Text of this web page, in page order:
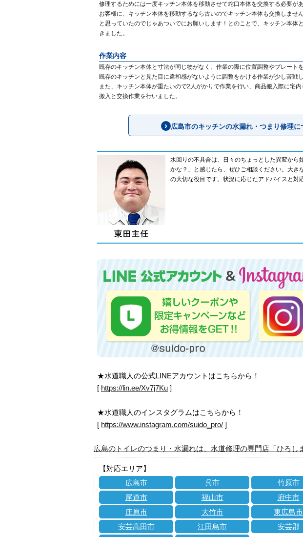
修理するためには一度キッチン本体を移動させて蛇口本体を交換する必要があ
お客様に、キッチン本体を移動するなら古いのでキッチン本体も交換しませ
と思っていたのでじゃあついでにお願いします！とのことで、キッチン本体
きました。
作業内容
既存のキッチン本体と寸法が同じ物がなく、作業の際に位置調整やプレート
既存のキッチンと見た目に違和感がないように調整をかける作業が少し苦戦し
また、キッチン本体が重たいので2人がかりで作業を行い、商品搬入際に宅
搬入と交換作業を行いました。
広島市のキッチンの水漏れ・つまり修理に
水回りの不具合は、日々のちょっとした異変から
かな？」と感じたら、ぜひご相談ください。大き
の大切な役目です。状況に応じたアドバイスと対
★水道職人の公式LINEアカウントはこちらから！
[ https://lin.ee/Xv7j7Ku ]
★水道職人のインスタグラムはこちらから！
[ https://www.instagram.com/suido_pro/ ]
広島のトイレのつまり・水漏れは、水道修理の専門店「ひろし
【対応エリア】
広島市
呉市 竹原市
尾道市
福山市 府中市
庄原市
大竹市 東広島市
安芸高田市
江田島市 安芸郡